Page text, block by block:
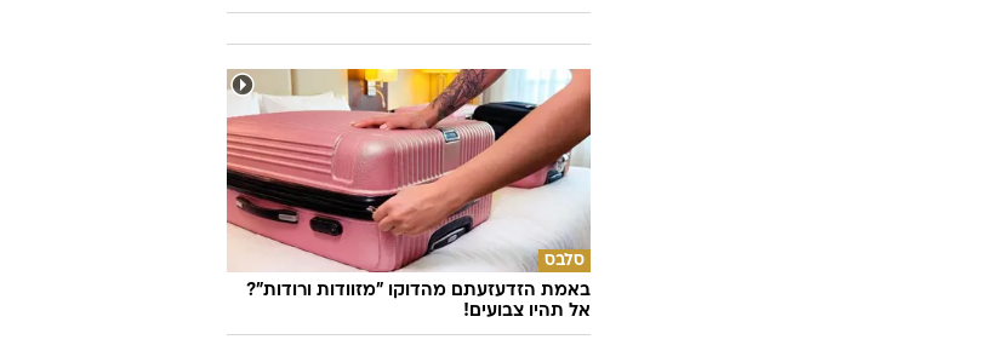
סלבס
באמת הזדעזעתם מהדוקו "מזוודות ורודות"?
אל תהיו צבועים!